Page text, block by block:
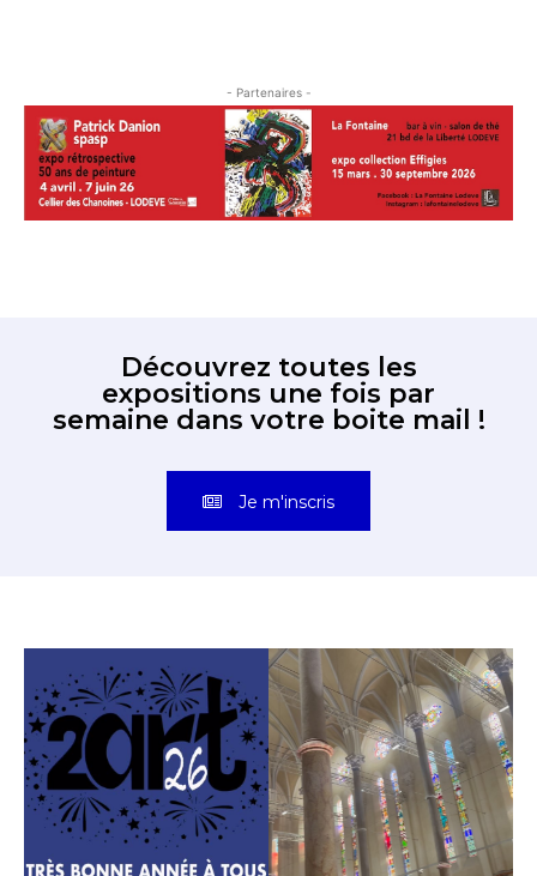
- Partenaires -
Découvrez toutes les
expositions une fois par
semaine dans votre boite mail !
Je m'inscris